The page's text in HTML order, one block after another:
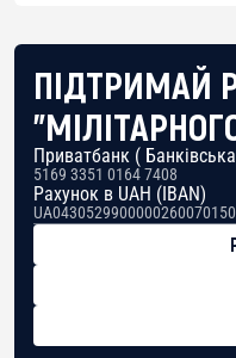
ПІДТРИМАЙ
Приватбанк (
5169 3351 0164 7408
Рахунок в UAH (IBAN)